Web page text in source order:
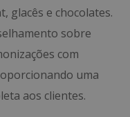
glacês e chocolates.
sobre
com
uma
aos clientes.